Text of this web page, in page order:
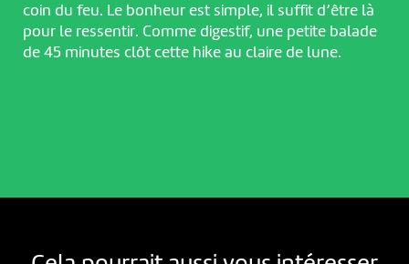
coin du feu. Le bonheur est simple, il suffit d’être là
pour le ressentir. Comme digestif, une petite balade
de 45 minutes clôt cette hike au claire de lune.